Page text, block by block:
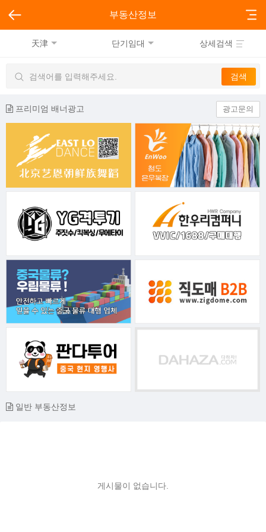
부동산정보
天津 단기임대 상세검색
프리미엄 배너광고 광고문의
일반 부동산정보
게시물이 없습니다.